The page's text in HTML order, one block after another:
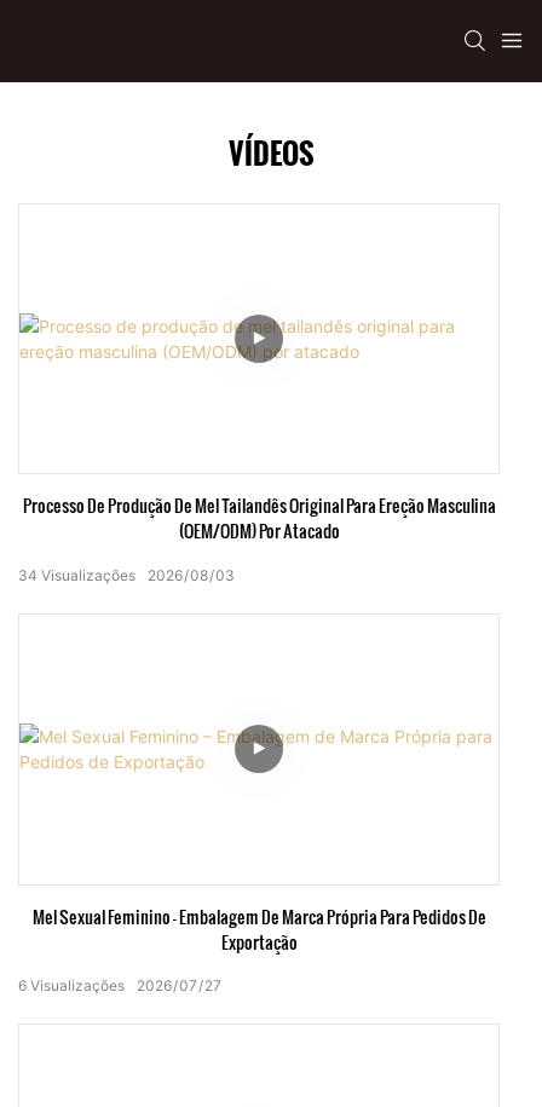
VÍDEOS
Processo De Produção De Mel Tailandês Original Para Ereção Masculina
(OEM/ODM) Por Atacado
2026 08 03
34 Visualizações
Mel Sexual Feminino – Embalagem De Marca Própria Para Pedidos De
Exportação
2026 07 27
6 Visualizações